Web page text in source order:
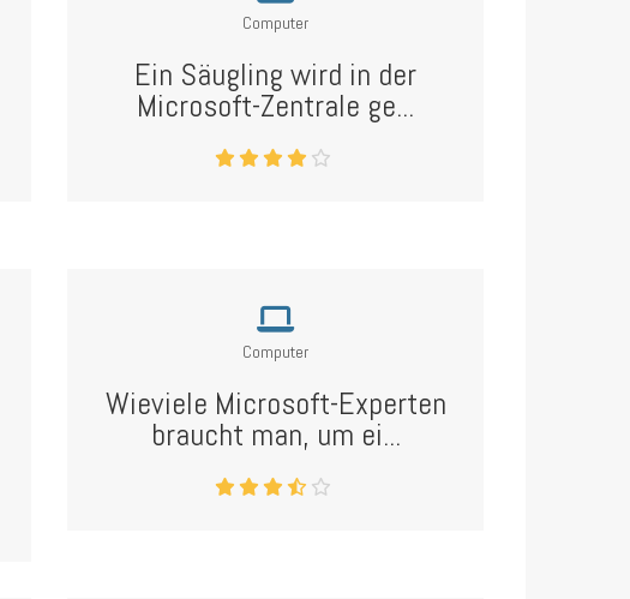
Computer
Ein Säugling wird in der
Microsoft-Zentrale ge...
Computer
Wieviele Microsoft-Experten
braucht man, um ei...